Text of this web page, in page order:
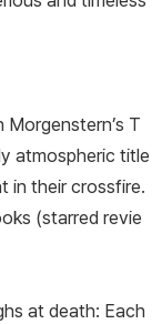
T
atmospheric title
in their crossfire.
(starred revie
at death: Each